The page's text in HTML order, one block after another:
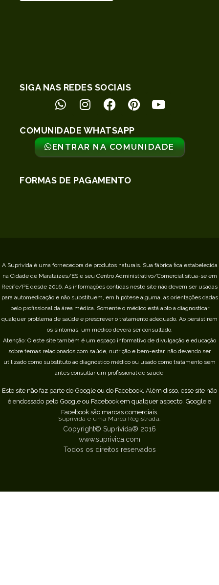
SIGA NAS REDES SOCIAIS
COMUNIDADE WHATSAPP
ENTRAR NA COMUNIDADE
FORMAS DE PAGAMENTO
A Suprivida é uma fornecedora de produtos naturais. Sua fábrica fica estabelecida
na Cidade de Marataízes/ES e seu Centro Administrativo/Comercial situa-se em
Recife/PE desde 2016. As informações contidas neste site não devem ser usadas
para automedicação e não substituem, em hipótese alguma, as orientações dadas
pelo profissional da área médica. Somente o médico está apto a diagnosticar
qualquer problema de saúde e prescrever o tratamento adequado. Ao persistirem
os sintomas, um médico deverá ser consultado.
Atenção: O este site também é um espaço informativo de divulgação e educação
sobre temas relacionados com saúde, nutrição e bem-estar, não devendo ser
utilizado como substituto ao diagnóstico médico ou usado como tratamento sem
antes consultar um profissional de saúde.
Este site não faz parte do Google ou do Facebook. Além disso, esse site não
é endossado pelo Google ou Facebook em qualquer aspecto. Google e
Facebook são marcas comerciais.
Suprivida é uma Marca Registrada.
Copyright© Suprivida® 2016
www.suprivida.com
Todos os direitos reservados